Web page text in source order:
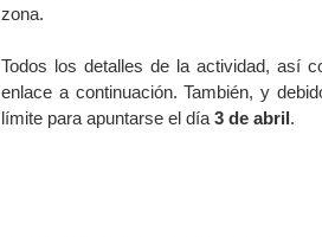
zona.
Todos los detalles de la actividad, así
enlace a continuación. También, y
límite para apuntarse el día 3 de abril.